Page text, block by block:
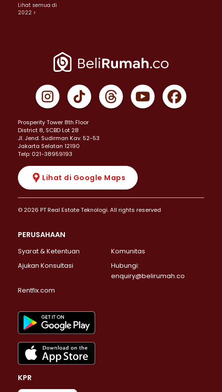
Lihat semua di
2022 >
Prosperity Tower 8th Floor
District 8, SCBD Lot 28
JI. Jend. Sudirman Kav. 52-53
Jakarta Selatan 12190
Telp: 021-38959193
Lihat di Google Maps
© 2026 PT Real Estate Teknologi. All rights reserved
PERUSAHAAN
Syarat & Ketentuan
Komunitas
Ajukan Konsultasi
Hubungi:
enquiry@belirumah.co
Rentfix.com
KPR